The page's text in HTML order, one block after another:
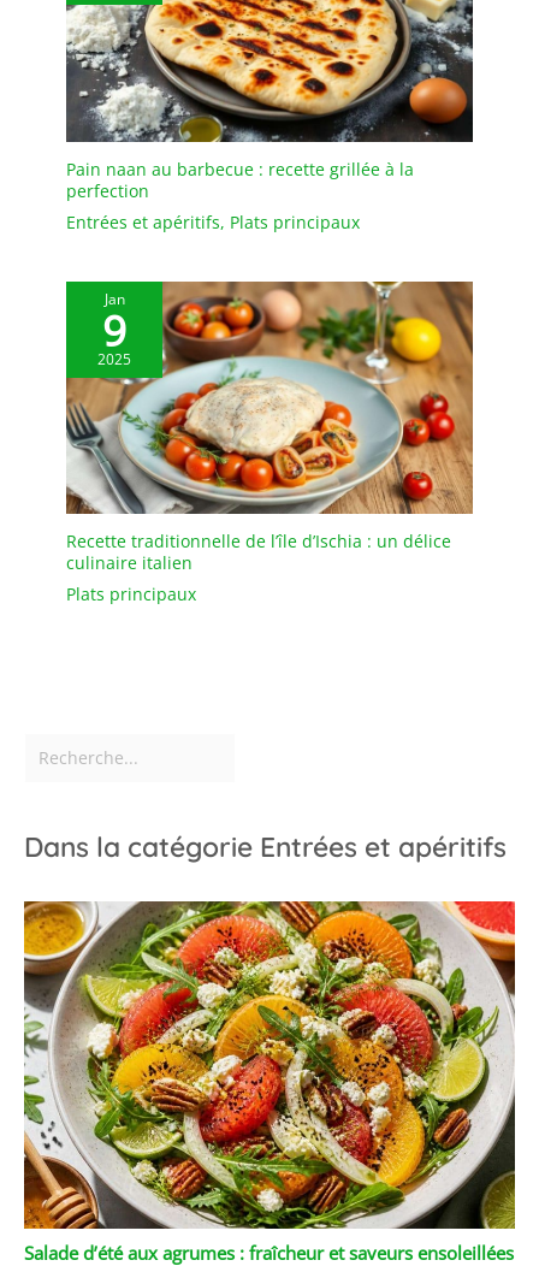
Pain naan au barbecue : recette grillée à la
perfection
Entrées et apéritifs, Plats principaux
Jan
9
2025
Recette traditionnelle de l’île d’Ischia : un délice
culinaire italien
Plats principaux
Dans la catégorie Entrées et apéritifs
Salade d’été aux agrumes : fraîcheur et saveurs ensoleillées